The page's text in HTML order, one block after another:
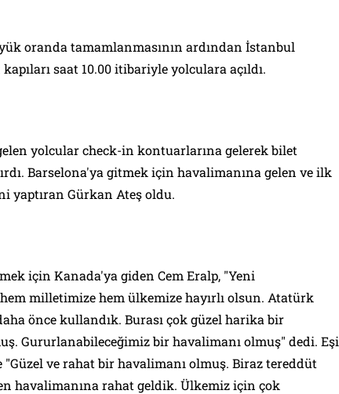
oranda tamamlanmasının ardından İstanbul
saat 10.00 itibariyle yolculara açıldı.
yolcular check-in kontuarlarına gelerek bilet
Barselona'ya gitmek için havalimanına gelen ve ilk
yaptıran Gürkan Ateş oldu.
için Kanada'ya giden Cem Eralp, "Yeni
milletimize hem ülkemize hayırlı olsun. Atatürk
önce kullandık. Burası çok güzel harika bir
Gururlanabileceğimiz bir havalimanı olmuş" dedi. Eşi
"Güzel ve rahat bir havalimanı olmuş. Biraz tereddüt
havalimanına rahat geldik. Ülkemiz için çok